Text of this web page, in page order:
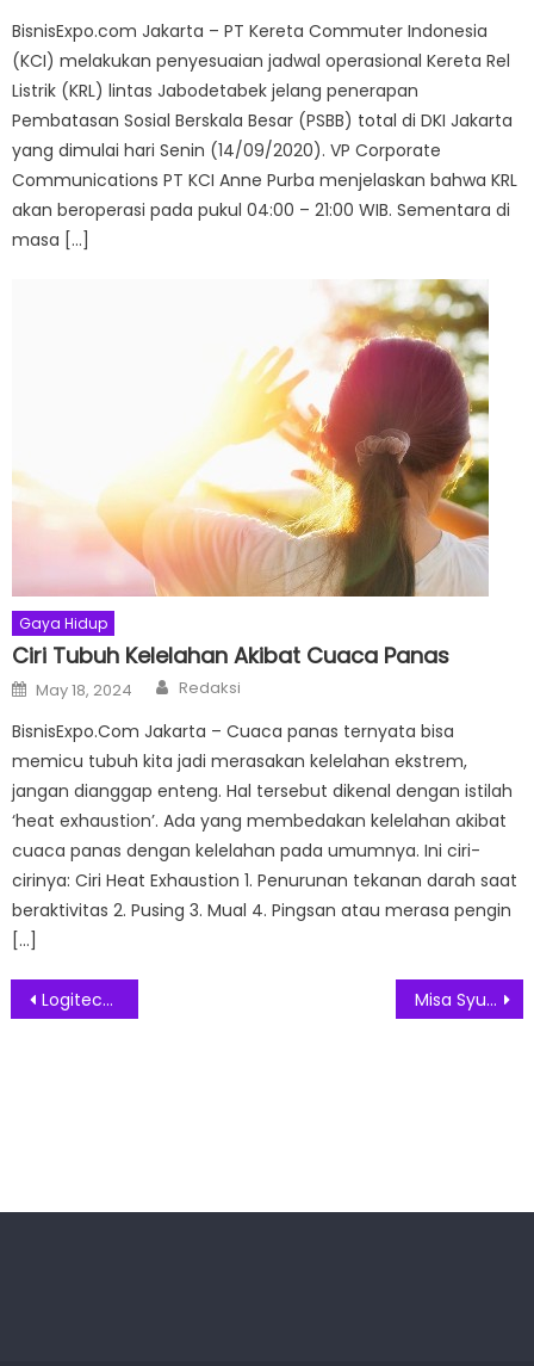
BisnisExpo.com Jakarta – PT Kereta Commuter Indonesia
(KCI) melakukan penyesuaian jadwal operasional Kereta Rel
Listrik (KRL) lintas Jabodetabek jelang penerapan
Pembatasan Sosial Berskala Besar (PSBB) total di DKI Jakarta
yang dimulai hari Senin (14/09/2020). VP Corporate
Communications PT KCI Anne Purba menjelaskan bahwa KRL
akan beroperasi pada pukul 04:00 – 21:00 WIB. Sementara di
masa […]
Gaya Hidup
Ciri Tubuh Kelelahan Akibat Cuaca Panas
Posted
on
May 18, 2024 Author
Redaksi
BisnisExpo.Com Jakarta – Cuaca panas ternyata bisa
memicu tubuh kita jadi merasakan kelelahan ekstrem,
jangan dianggap enteng. Hal tersebut dikenal dengan istilah
‘heat exhaustion’. Ada yang membedakan kelelahan akibat
cuaca panas dengan kelelahan pada umumnya. Ini ciri-
cirinya: Ciri Heat Exhaustion 1. Penurunan tekanan darah saat
beraktivitas 2. Pusing 3. Mual 4. Pingsan atau merasa pengin
[…]
Post
Logitech G Rayakan Satu Dekade Mouse Gaming Ikonik dan Legendaris Misa Syukur Pemberkatan Taman Doa Our Lady of Akita di PIK2